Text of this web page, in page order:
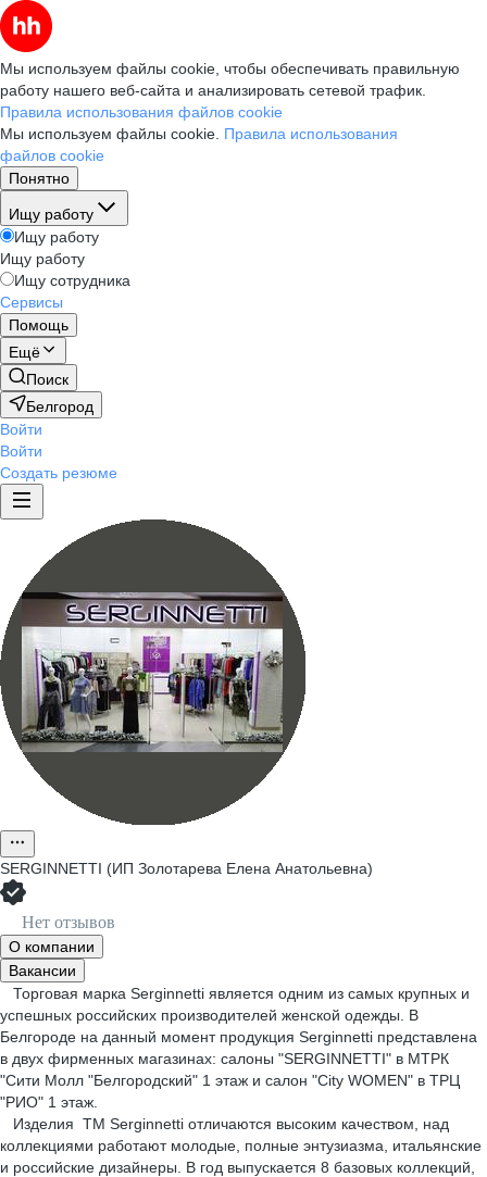
Мы используем файлы cookie, чтобы обеспечивать правильную
работу нашего веб-сайта и анализировать сетевой трафик.
Правила использования файлов cookie
Мы используем файлы cookie. Правила использования
файлов cookie
Понятно
Ищу работу
Ищу работу
Ищу работу
Ищу сотрудника
Сервисы
Помощь
Ещё
Поиск
Белгород
Войти
Войти
Создать резюме
SERGINNETTI (ИП Золотарева Елена Анатольевна)
Нет отзывов
О компании
Вакансии
Торговая марка Serginnetti является одним из самых крупных и
успешных российских производителей женской одежды. В
Белгороде на данный момент продукция Serginnetti представлена
в двух фирменных магазинах: салоны "SERGINNETTI" в МТРК
"Сити Молл "Белгородский" 1 этаж и салон "City WOMEN" в ТРЦ
"РИО" 1 этаж.
Изделия ТМ Serginnetti отличаются высоким качеством, над
коллекциями работают молодые, полные энтузиазма, итальянские
и российские дизайнеры. В год выпускается 8 базовых коллекций,